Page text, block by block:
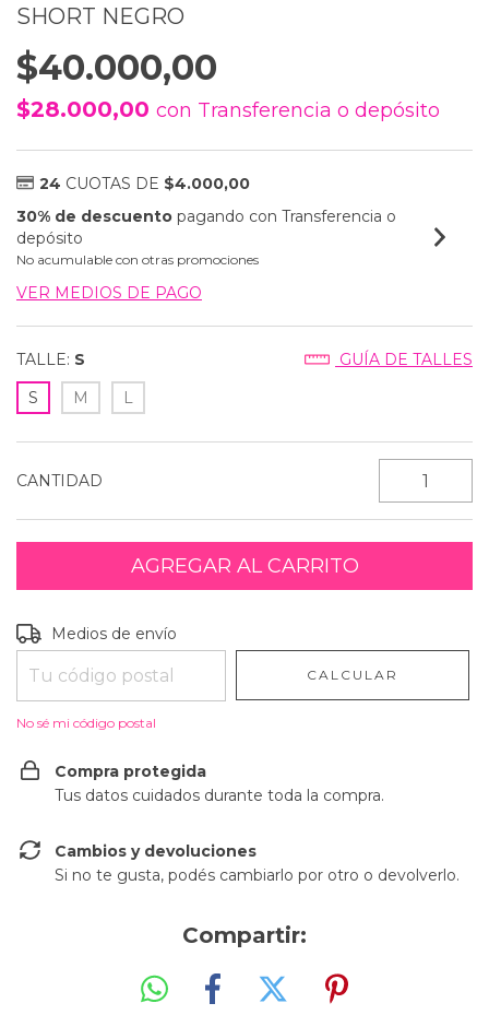
SHORT NEGRO
$40.000,00
$28.000,00 con Transferencia o depósito
24 CUOTAS DE $4.000,00
30% de descuento pagando con Transferencia o
depósito
No acumulable con otras promociones
VER MEDIOS DE PAGO
TALLE: S
GUÍA DE TALLES
S
M L
CANTIDAD
Entregas para el CP:
Medios de envío
CALCULAR
No sé mi código postal
Compra protegida
Tus datos cuidados durante toda la compra.
Cambios y devoluciones
Si no te gusta, podés cambiarlo por otro o devolverlo.
Compartir: